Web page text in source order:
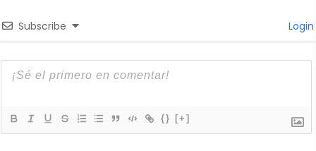
Subscribe Login
{} [+]